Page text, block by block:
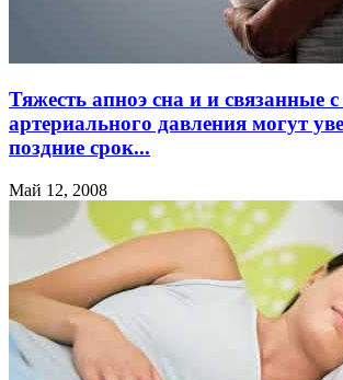
Тяжесть апноэ сна и и связанные
артериального давления могут
поздние срок...
Май 12, 2008